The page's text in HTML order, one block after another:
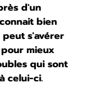
d'un
bien
s'avérer
mieux
qui sont
celui-ci.